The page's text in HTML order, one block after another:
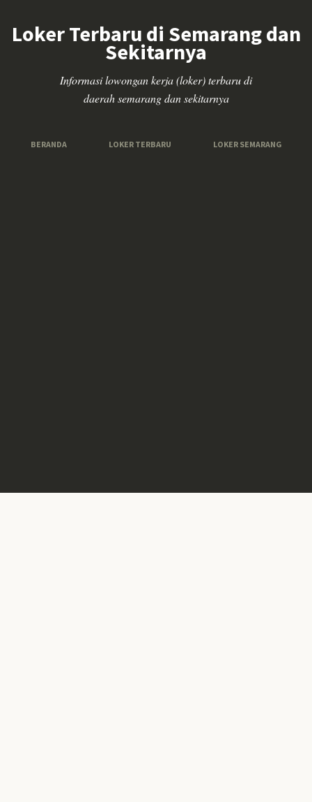
Loker Terbaru di Semarang dan
Sekitarnya
Informasi lowongan kerja (loker) terbaru di
daerah semarang dan sekitarnya
BERANDA LOKER TERBARU LOKER SEMARANG